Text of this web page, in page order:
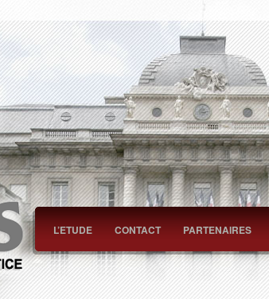
L’ETUDE CONTACT PARTENAIRES